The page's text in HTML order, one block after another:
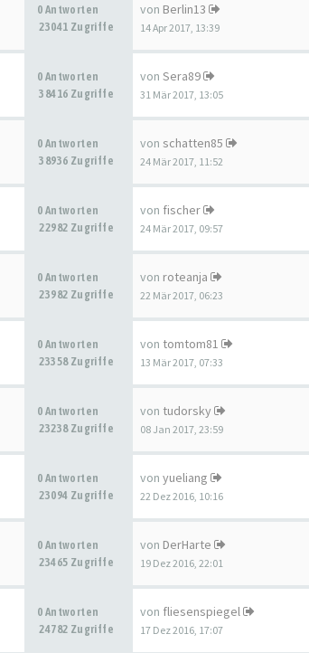
0 Antworten
23041 Zugriffe
von Berlin13
14 Apr 2017, 13:39
0 Antworten
38416 Zugriffe
von Sera89
31 Mär 2017, 13:05
0 Antworten
38936 Zugriffe
von schatten85
24 Mär 2017, 11:52
0 Antworten
22982 Zugriffe
von fischer
24 Mär 2017, 09:57
0 Antworten
23982 Zugriffe
von roteanja
22 Mär 2017, 06:23
0 Antworten
23358 Zugriffe
von tomtom81
13 Mär 2017, 07:33
0 Antworten
23238 Zugriffe
von tudorsky
08 Jan 2017, 23:59
0 Antworten
23094 Zugriffe
von yueliang
22 Dez 2016, 10:16
0 Antworten
23465 Zugriffe
von DerHarte
19 Dez 2016, 22:01
0 Antworten
24782 Zugriffe
von fliesenspiegel
17 Dez 2016, 17:07